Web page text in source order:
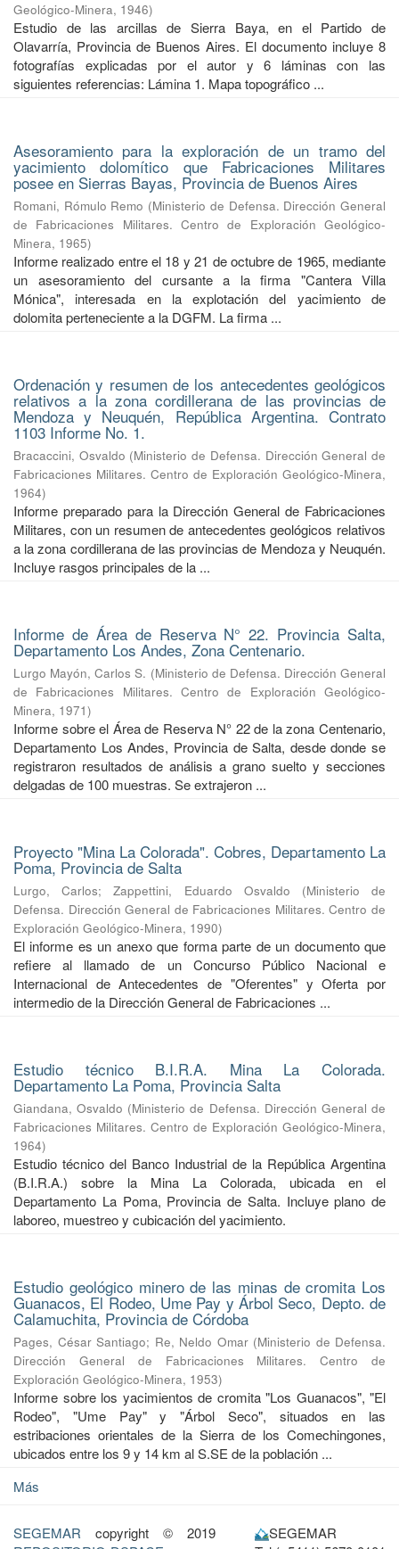
Geológico-Minera, 1946)
Estudio de las arcillas de Sierra Baya, en el Partido de
Olavarría, Provincia de Buenos Aires. El documento incluye 8
fotografías explicadas por el autor y 6 láminas con las
siguientes referencias: Lámina 1. Mapa topográfico ...
Asesoramiento para la exploración de un tramo del
yacimiento dolomítico que Fabricaciones Militares
posee en Sierras Bayas, Provincia de Buenos Aires
Romani, Rómulo Remo (Ministerio de Defensa. Dirección General
de Fabricaciones Militares. Centro de Exploración Geológico-
Minera, 1965)
Informe realizado entre el 18 y 21 de octubre de 1965, mediante
un asesoramiento del cursante a la firma "Cantera Villa
Mónica", interesada en la explotación del yacimiento de
dolomita perteneciente a la DGFM. La firma ...
Ordenación y resumen de los antecedentes geológicos
relativos a la zona cordillerana de las provincias de
Mendoza y Neuquén, República Argentina. Contrato
1103 Informe No. 1.
Bracaccini, Osvaldo (Ministerio de Defensa. Dirección General de
Fabricaciones Militares. Centro de Exploración Geológico-Minera,
1964)
Informe preparado para la Dirección General de Fabricaciones
Militares, con un resumen de antecedentes geológicos relativos
a la zona cordillerana de las provincias de Mendoza y Neuquén.
Incluye rasgos principales de la ...
Informe de Área de Reserva N° 22. Provincia Salta,
Departamento Los Andes, Zona Centenario.
Lurgo Mayón, Carlos S. (Ministerio de Defensa. Dirección General
de Fabricaciones Militares. Centro de Exploración Geológico-
Minera, 1971)
Informe sobre el Área de Reserva N° 22 de la zona Centenario,
Departamento Los Andes, Provincia de Salta, desde donde se
registraron resultados de análisis a grano suelto y secciones
delgadas de 100 muestras. Se extrajeron ...
Proyecto "Mina La Colorada". Cobres, Departamento La
Poma, Provincia de Salta
Lurgo, Carlos;Zappettini, Eduardo Osvaldo (Ministerio de
Defensa. Dirección General de Fabricaciones Militares. Centro de
Exploración Geológico-Minera, 1990)
El informe es un anexo que forma parte de un documento que
refiere al llamado de un Concurso Público Nacional e
Internacional de Antecedentes de "Oferentes" y Oferta por
intermedio de la Dirección General de Fabricaciones ...
Estudio técnico B.I.R.A. Mina La Colorada.
Departamento La Poma, Provincia Salta
Giandana, Osvaldo (Ministerio de Defensa. Dirección General de
Fabricaciones Militares. Centro de Exploración Geológico-Minera,
1964)
Estudio técnico del Banco Industrial de la República Argentina
(B.I.R.A.) sobre la Mina La Colorada, ubicada en el
Departamento La Poma, Provincia de Salta. Incluye plano de
laboreo, muestreo y cubicación del yacimiento.
Estudio geológico minero de las minas de cromita Los
Guanacos, El Rodeo, Ume Pay y Árbol Seco, Depto. de
Calamuchita, Provincia de Córdoba
Pages, César Santiago; Re, Neldo Omar (Ministerio de Defensa.
Dirección General de Fabricaciones Militares. Centro de
Exploración Geológico-Minera, 1953)
Informe sobre los yacimientos de cromita "Los Guanacos", "El
Rodeo", "Ume Pay" y "Árbol Seco", situados en las
estribaciones orientales de la Sierra de los Comechingones,
ubicados entre los 9 y 14 km al S.SE de la población ...
Más
SEGEMAR copyright © 2019
SEGEMAR